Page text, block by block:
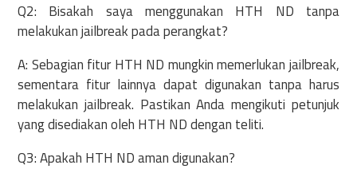
Q2: Bisakah saya menggunakan HTH ND tanpa
melakukan jailbreak pada perangkat?
A: Sebagian fitur HTH ND mungkin memerlukan jailbreak,
sementara fitur lainnya dapat digunakan tanpa harus
melakukan jailbreak. Pastikan Anda mengikuti petunjuk
yang disediakan oleh HTH ND dengan teliti.
Q3: Apakah HTH ND aman digunakan?